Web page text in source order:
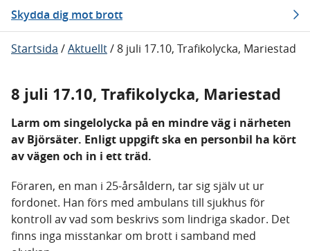
Skydda dig mot brott
Startsida /Aktuellt/8 juli 17.10, Trafikolycka, Mariestad
8 juli 17.10, Trafikolycka, Mariestad
Larm om singelolycka på en mindre väg i närheten
av Björsäter. Enligt uppgift ska en personbil ha kört
av vägen och in i ett träd.
Föraren, en man i 25-årsåldern, tar sig själv ut ur
fordonet. Han förs med ambulans till sjukhus för
kontroll av vad som beskrivs som lindriga skador. Det
finns inga misstankar om brott i samband med